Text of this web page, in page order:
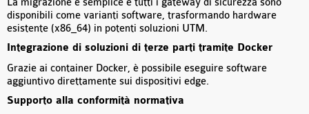
disponibili come varianti software, trasformando hardware
esistente (x86_64) in potenti soluzioni UTM.
Integrazione di soluzioni di terze parti tramite Docker
Grazie ai container Docker, è possibile eseguire software
aggiuntivo direttamente sui dispositivi edge.
Supporto alla conformità normativa